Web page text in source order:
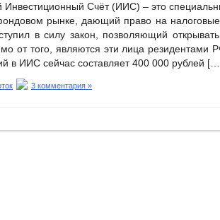
Инвестиционный Счёт (ИИС) – это
рынке, дающий право на
в силу закон, позволяющий
от того, являются эти лица резидентами
в ИИС сейчас составляет 400 000 рублей
3 комментария »